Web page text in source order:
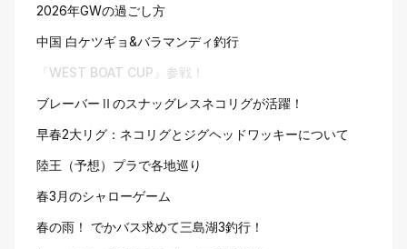
2026年GWの過ごし方
中国 白ケツギョ&バラマンディ釣行
『WEST BOAT CUP』参戦！
ブレーバーⅡのスナッグレスネコリグが活躍！
早春2大リグ：ネコリグとジグヘッドワッキーについて
陸王（予想）プラで各地巡り
春3月のシャローゲーム
春の雨！ でかバス求めて三島湖3釣行！